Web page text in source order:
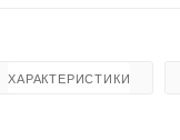
ХАРАКТЕРИСТИКИ